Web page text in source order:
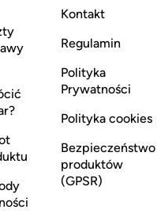
Kontakt
Regulamin
Polityka
Prywatności
Polityka cookies
Bezpieczeństwo
produktów
(GPSR)